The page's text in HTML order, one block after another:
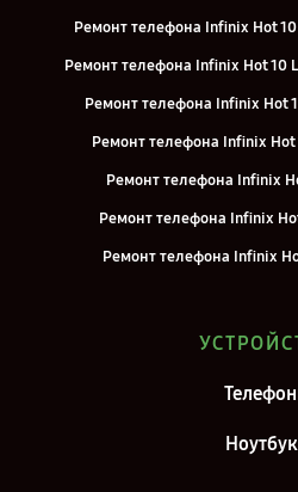
Ремонт телефона Infinix Hot
Ремонт телефона Infinix Hot 10
Ремонт телефона Infinix Hot
Ремонт телефона Infinix
Ремонт телефона Infinix
Ремонт телефона Infinix
Ремонт телефона Infinix
Ремонт телефона Infinix
Ремонт телефона Infinix Hot 10